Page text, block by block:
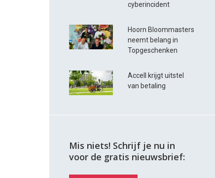
cyberincident
Hoorn Bloommasters
neemt belang in
Topgeschenken
Accell krijgt uitstel
van betaling
Mis niets! Schrijf je nu in
voor de gratis nieuwsbrief: